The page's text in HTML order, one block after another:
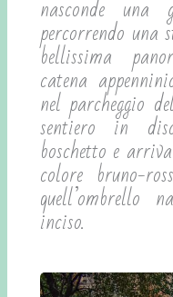
nasconde
percorrendo una
bellissima
catena
nel parcheggio
sentiero in
boschetto e
colore bruno-
quell’ombrello
inciso.